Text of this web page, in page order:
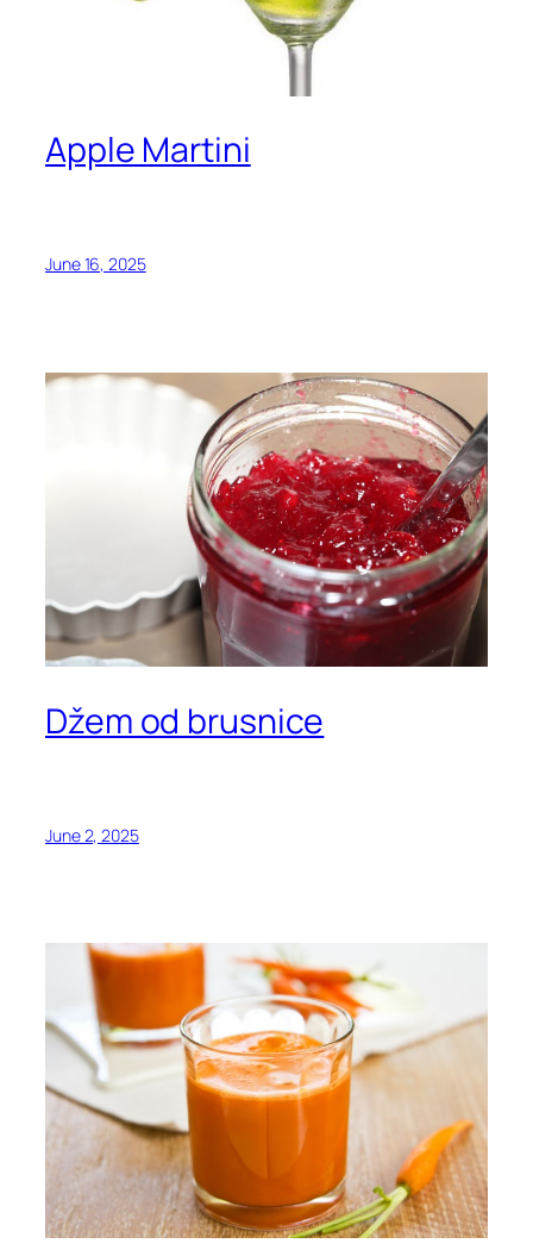
Apple Martini
June 16, 2025
Džem od brusnice
June 2, 2025